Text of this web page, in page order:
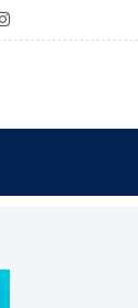
Kazan